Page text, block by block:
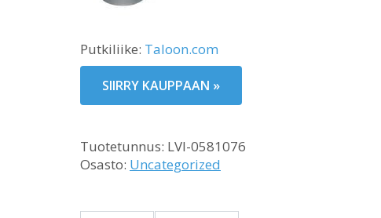
Putkiliike: Taloon.com
SIIRRY KAUPPAAN »
Tuotetunnus: LVI-0581076
Osasto: Uncategorized